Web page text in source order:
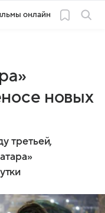
онлайн
новых
третьей,